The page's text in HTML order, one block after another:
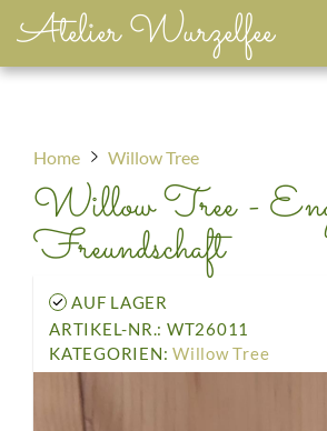
Atelier Wurzelfee
Home Willow Tree
Willow Tree -
Freundschaft
AUF LAGER
ARTIKEL-NR.: WT26011
KATEGORIEN: Willow Tree